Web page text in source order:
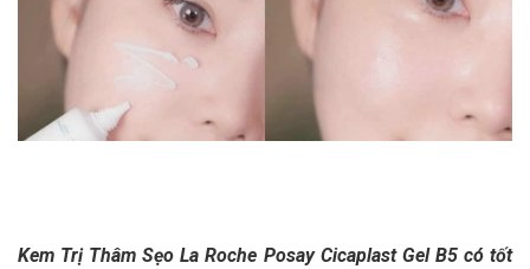
Kem Trị Thâm Sẹo La Roche Posay Cicaplast Gel B5 có tốt